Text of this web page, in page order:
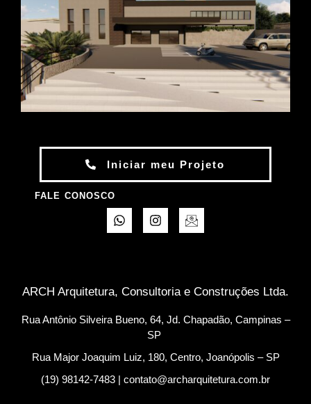
Iniciar meu Projeto
FALE CONOSCO
ARCH Arquitetura, Consultoria e Construções Ltda.
Rua Antônio Silveira Bueno, 64, Jd. Chapadão, Campinas –
SP
Rua Major Joaquim Luiz, 180, Centro, Joanópolis – SP
(19) 98142-7483 | contato@archarquitetura.com.br